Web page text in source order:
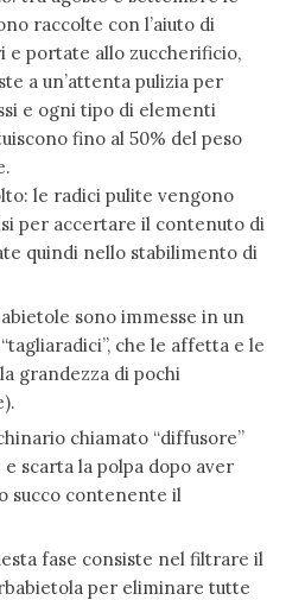
raccolte con l’aiuto di
e portate allo zuccherificio,
a un’attenta pulizia per
e ogni tipo di elementi
fino al 50% del peso
le radici pulite vengono
per accertare il contenuto di
quindi nello stabilimento di
sono immesse in un
che le affetta e le
grandezza di pochi
chiamato “diffusore”
scarta la polpa dopo aver
succo contenente il
fase consiste nel filtrare il
per eliminare tutte